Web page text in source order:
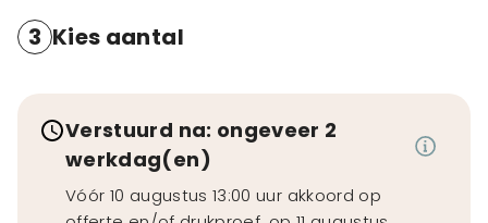
3 Kies aantal
Verstuurd na: ongeveer 2
werkdag(en)
Vóór 10 augustus 13:00 uur akkoord op